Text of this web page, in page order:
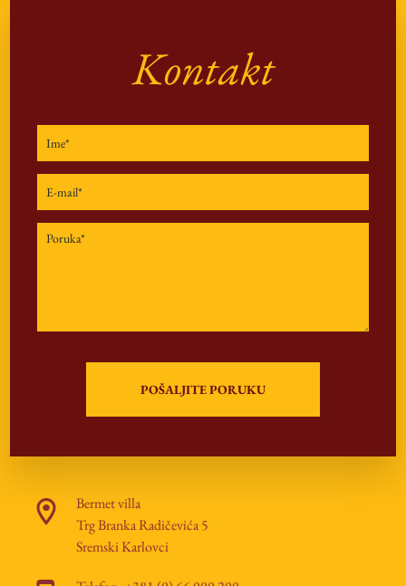
Kontakt
Bermet villa
Trg Branka Radičevića 5
Sremski Karlovci